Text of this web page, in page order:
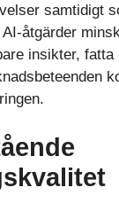
samtidigt
AI-åtgärder
insikter,